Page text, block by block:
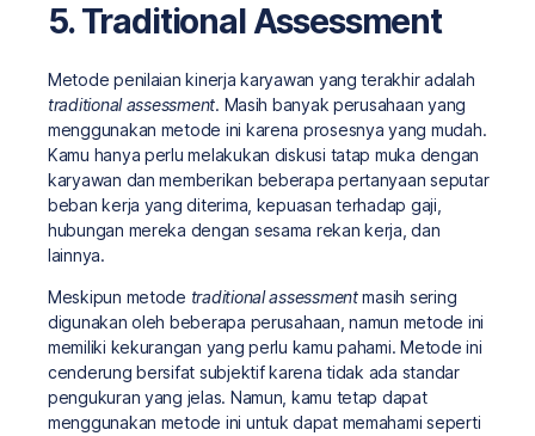
5. Traditional Assessment
Metode penilaian kinerja karyawan yang terakhir adalah
traditional assessment. Masih banyak perusahaan yang
menggunakan metode ini karena prosesnya yang mudah.
Kamu hanya perlu melakukan diskusi tatap muka dengan
karyawan dan memberikan beberapa pertanyaan seputar
beban kerja yang diterima, kepuasan terhadap gaji,
hubungan mereka dengan sesama rekan kerja, dan
lainnya.
Meskipun metode traditional assessmentmasih sering
digunakan oleh beberapa perusahaan, namun metode ini
memiliki kekurangan yang perlu kamu pahami. Metode ini
cenderung bersifat subjektif karena tidak ada standar
pengukuran yang jelas. Namun, kamu tetap dapat
menggunakan metode ini untuk dapat memahami seperti